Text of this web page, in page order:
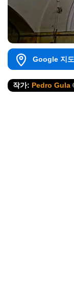
Google 지도
작가: Pedro Gula